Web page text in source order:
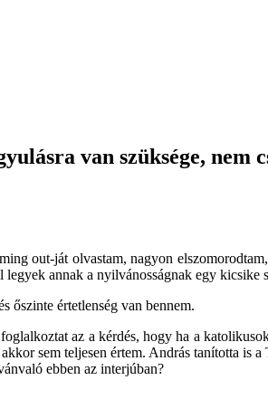
van szüksége, nem
out-ját olvastam, nagyon
legyek annak a nyilvánosságnak egy kicsike
őszinte értetlenség van bennem.
az a kérdés, hogy ha a
sem teljesen értem. András tanította is
ebben az interjúban?